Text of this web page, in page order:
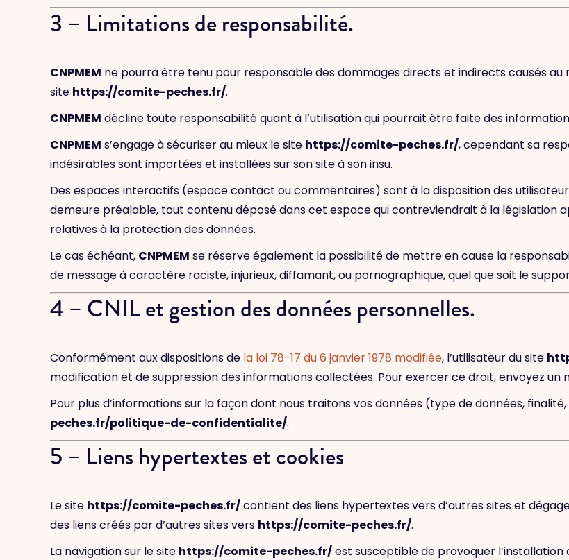
3 – Limitations de responsabilité.
CNPMEM ne pourra être tenu pour responsable des dommages directs et indirects causés au
site https://comite-peches.fr/.
CNPMEM décline toute responsabilité quant à l’utilisation qui pourrait être faite des
CNPMEM s’engage à sécuriser au mieux le site https://comite-peches.fr/, cependant sa
indésirables sont importées et installées sur son site à son insu.
Des espaces interactifs (espace contact ou commentaires) sont à la disposition des
demeure préalable, tout contenu déposé dans cet espace qui contreviendrait à la législation
relatives à la protection des données.
Le cas échéant, CNPMEM se réserve également la possibilité de mettre en cause la
de message à caractère raciste, injurieux, diffamant, ou pornographique, quel que soit le
4 – CNIL et gestion des données personnelles.
Conformément aux dispositions de la loi 78-17 du 6 janvier 1978 modifiée, l’utilisateur du site
modification et de suppression des informations collectées. Pour exercer ce droit, envoyez un
Pour plus d’informations sur la façon dont nous traitons vos données (type de données,
peches.fr/politique-de-confidentialite/.
5 – Liens hypertextes et cookies
Le site https://comite-peches.fr/contient des liens hypertextes vers d’autres sites et
des liens créés par d’autres sites vers https://comite-peches.fr/.
La navigation sur le site https://comite-peches.fr/est susceptible de provoquer l’installation